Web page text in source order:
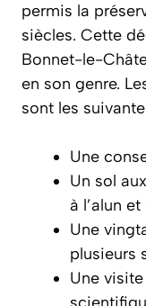
permis la
siècles. Cette
Bonnet-le-
en son genre.
sont les
Une
Un sol
à l’alun et
Une
plusieurs
Une